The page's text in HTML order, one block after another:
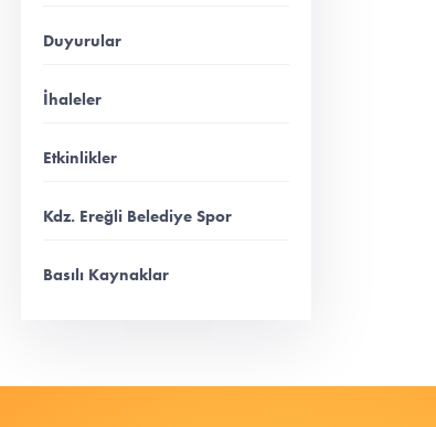
Duyurular
İhaleler
Etkinlikler
Kdz. Ereğli Belediye Spor
Basılı Kaynaklar